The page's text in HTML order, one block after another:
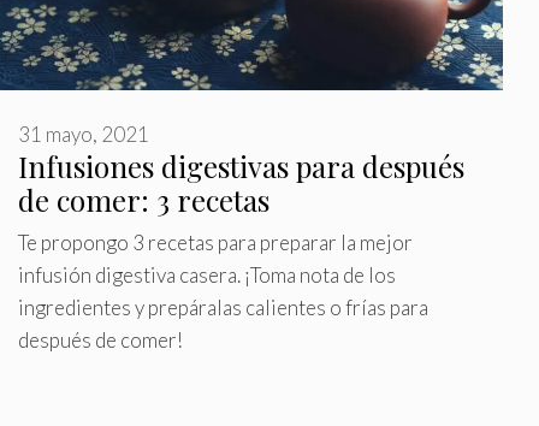
Infusiones digestivas para después
de comer: 3 recetas
31 mayo, 2021
Te propongo 3 recetas para preparar la mejor
infusión digestiva casera. ¡Toma nota de los
ingredientes y prepáralas calientes o frías para
después de comer!